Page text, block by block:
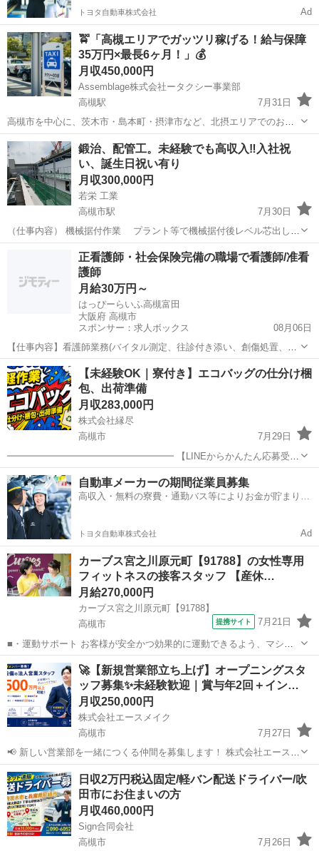
トヨタ自動車株式会社 Ad
🚖「高槻エリアでガッツリ稼げる！給与保障
35万円×最長6ヶ月！」💰
月収450,000円
Assemblage株式会社ータクシー事業部
高槻駅
7月31日
高槻市を中心に、茨木市・島本町・摂津市など、北摂エリアでのお仕
事です！ 【3つの魅力】 ➡ 魅力その①：地域密着で働ける！ 高槻市、
茨木市、島本町、摂津市など、北摂エリアで勤務！ 顔なじみのお客様
が増え、地域に根...
大阪 高槻市 高槻駅 ドライバー 未経験
鍛治、配管工。未経験でも高収入‼️入社祝
い、誕生日祝い有り
月収300,000円
若栄 工業
高槻市駅
7月30日
（仕事内容） 機械据付作業 プラント等で機械据付後レベル芯出し調
整 機械メンテナンス モーター、減速機等のオーバーホール、センター
配管工事 図面を見...
高槻市 高槻市駅 その他 未経験
正看護師・社会保険完備の職場で看護師/准看
護師
月給30万円～
はっぴーらいふ高槻富田
大阪府 高槻市
スポンサー：求人ボックス
08月06日
【仕事内容】看護師業務(バイタル測定、往診付き添い、創傷処置、点
滴など) ・施設業務(誘導や食事介助、排泄介助等含む) ・訪問看護業務
など 従事すべき業務の変更の範囲:会社内の全ての業務 就業の場所の
変更の範囲:会社の定める事業所...
正社員
【未経験OK｜寮付き】エコバッグの仕分け梱
包、出荷準備
月収283,000円
株式会社縁尽
高槻市
7月29日
━━━━━━━━━━━━━━━━━━ 【LINEからかんたん応募受付
中】 ━━━━━━━━━━━━━━━━━━ ▼応募はこちら
https://lin.ee/YnSeSj6 【応募方法】 1．LINE...
大阪 高槻市 工場
自動車メーカーの期間従業員募集
高収入・無料の寮費・通勤バス等によりお金が貯まりや
トヨタ自動車株式会社 Ad
カーブス宮之川原元町【91788】の女性専用
フィットネスの接客スタッフ 【産休…
月給270,000円
カーブス宮之川原元町【91788】
高槻市
提携サイト 7月21日
■・運動サポート お客様が安全かつ効果的に運動できるよう、マシン
の使い方をアドバイスします。運動が初めての方や苦手な方がほとん
どなので、難しい指導はありません。「今日はこの動きを意識しまし
ょう！」といったお声がけをしながら、...
大阪 高槻市 その他
🚀【新規営業部立ち上げ】オープニングスタ
ッフ募集✨未経験歓迎｜賞与年2回＋イン…
月収250,000円
株式会社エースメイク
高槻市
7月27日
📢 新しい営業部を一緒につくる仲間を募集します！ 株式会社エースメ
イクでは、業務拡大に伴い営業事業部を新たに立ち上げます！ 今回は
そのスタートメンバーとして、新しい仲間を募集します😊 経験よりも
「チャレンジ...
大阪 高槻市 その他 未経験
日収2万円税込固定/軽バン配送ドライバー/吹
田市にお住まいの方
月収460,000円
Sign合同会社
高槻市
7月26日